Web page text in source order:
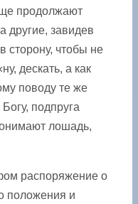
продолжают
другие, завидев
сторону, чтобы не
дескать, а как
поводу те же
подпруга
лошадь,
распоряжение о
положения и